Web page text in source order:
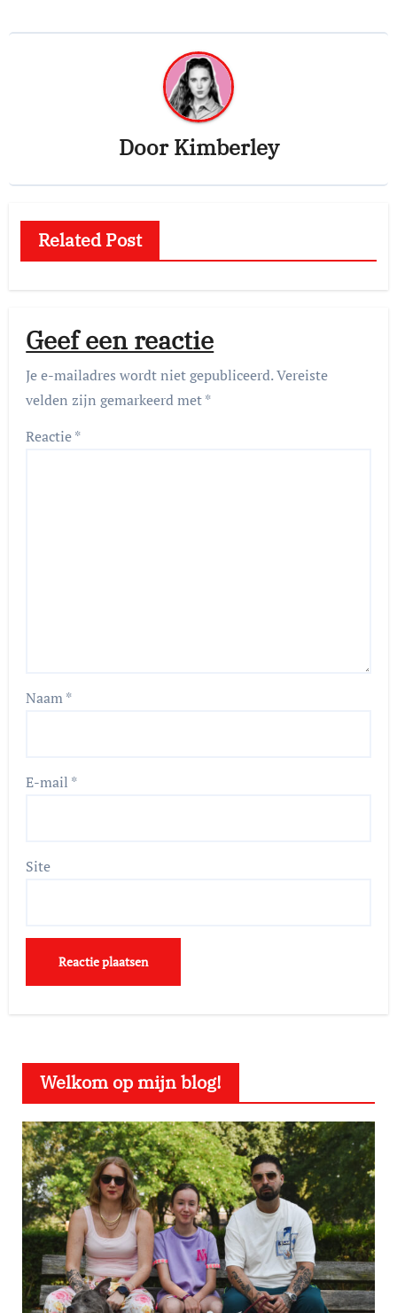
DoorKimberley
Related Post
Geef een reactie
Je e-mailadres wordt niet gepubliceerd.Vereiste
velden zijn gemarkeerd met*
Reactie*
Naam*
E-mail *
Site
Welkom op mijn blog!